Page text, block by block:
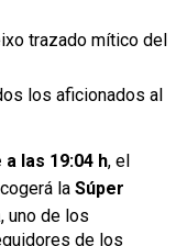
trazado mítico del
los aficionados al
las 19:04 h, el
la Súper
, uno de los
de los